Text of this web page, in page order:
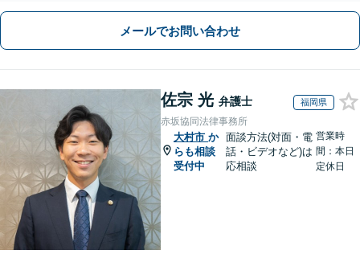
メールでお問い合わせ
佐宗 光 弁護士 福岡県
赤坂協同法律事務所
大村市 か
らも相談
受付中
面談方法(対面・電
話・ビデオなど)は
応相談
営業時
間：本日
定休日